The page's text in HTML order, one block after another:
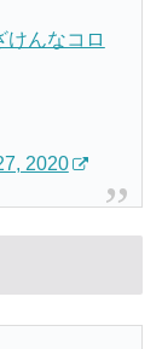
けんなコロ
2020